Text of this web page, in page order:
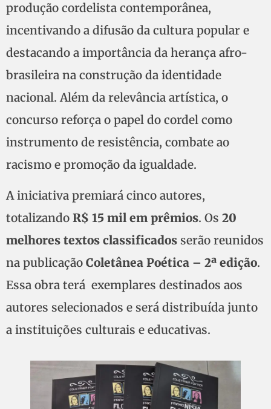
produção cordelista contemporânea,
incentivando a difusão da cultura popular e
destacando a importância da herança afro-
brasileira na construção da identidade
nacional. Além da relevância artística, o
concurso reforça o papel do cordel como
instrumento de resistência, combate ao
racismo e promoção da igualdade.
A iniciativa premiará cinco autores,
totalizando R$ 15 mil em prêmios. Os 20
melhores textos classificados serão reunidos
na publicação Coletânea Poética – 2ª edição.
Essa obra terá exemplares destinados aos
autores selecionados e será distribuída junto
a instituições culturais e educativas.